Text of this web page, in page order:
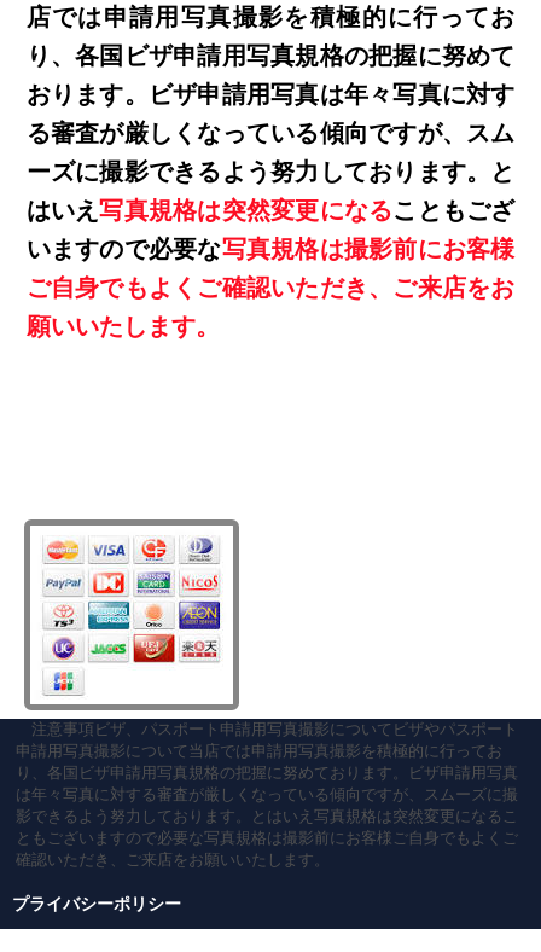
店では申請用写真撮影を積極的に行ってお
り、各国ビザ申請用写真規格の把握に努めて
おります。ビザ申請用写真は年々写真に対す
る審査が厳しくなっている傾向ですが、スム
ーズに撮影できるよう努力しております。と
はいえ写真規格は突然変更になることもござ
いますので必要な写真規格は撮影前にお客様
ご自身でもよくご確認いただき、ご来店をお
願いいたします。
注意事項ビザ、パスポート申請用写真撮影についてビザやパスポート
申請用写真撮影について当店では申請用写真撮影を積極的に行ってお
り、各国ビザ申請用写真規格の把握に努めております。ビザ申請用写真
は年々写真に対する審査が厳しくなっている傾向ですが、スムーズに撮
影できるよう努力しております。とはいえ写真規格は突然変更になるこ
ともございますので必要な写真規格は撮影前にお客様ご自身でもよくご
確認いただき、ご来店をお願いいたします。
プライバシーポリシー